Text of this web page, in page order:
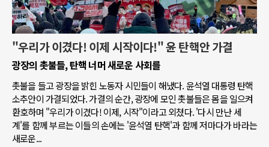
"우리가 이겼다! 이제 시작이다!" 윤 탄핵안 가결
광장의 촛불들, 탄핵 너머 새로운 사회를
촛불을 들고 광장을 밝힌 노동자 시민들이 해냈다. 윤석열 대통령 탄핵
소추안이 가결되었다. 가결의 순간, 광장에 모인 촛불들은 몸을 일으켜
환호하며 "우리가 이겼다! 이제, 시작"이라고 외쳤다. '다시 만난 세
계'를 함께 부르는 이들의 손에는 '윤석열 탄핵'과 함께 저마다가 바라는
새로운...